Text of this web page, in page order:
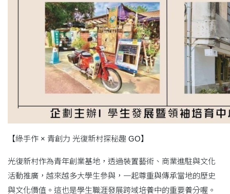
【綠手作 × 青創力 光復新村探秘趣 GO】
光復新村作為青年創業基地，透過裝置藝術、商業進駐與文化
活動推廣，越來越多大學生參與，一起尊重與傳承當地的歷史
與文化價值。這也是學生職涯發展跨域培養中的重要養分喔。